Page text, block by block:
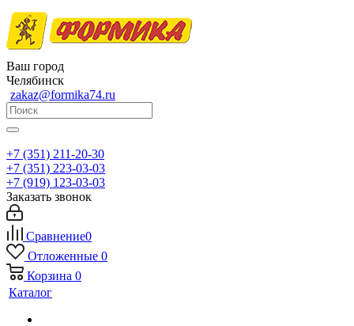
Ваш город
Челябинск
zakaz@formika74.ru
+7 (351) 211-20-30
+7 (351) 223-03-03
+7 (919) 123-03-03
Заказать звонок
Сравнение0
Отложенные 0
Корзина 0
Каталог